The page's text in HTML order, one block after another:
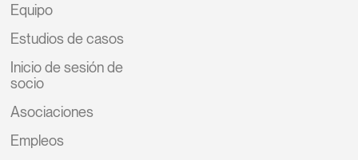
Equipo
Estudios de casos
Inicio de sesión de
socio
Asociaciones
Empleos